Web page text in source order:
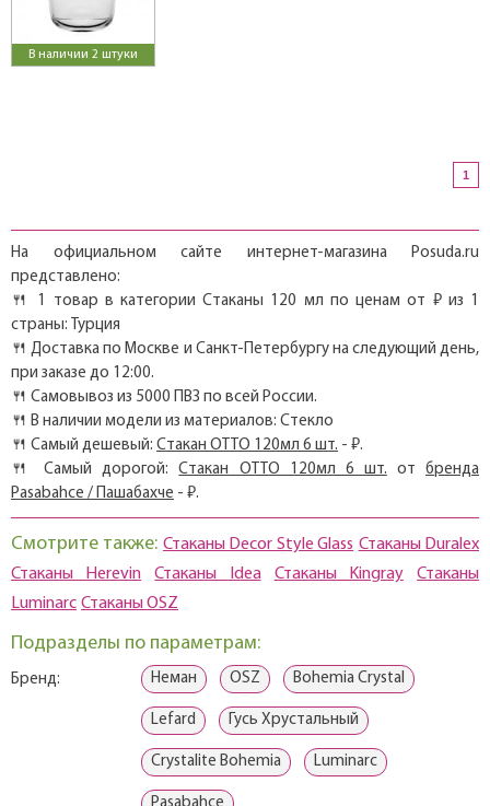
В наличии 2 штуки
1
На официальном сайте интернет-магазина Posuda.ru
представлено:
🍴 1 товар в категории Стаканы 120 мл по ценам от ₽ из 1
страны: Турция
🍴 Доставка по Москве и Санкт-Петербургу на следующий день,
при заказе до 12:00.
🍴 Самовывоз из 5000 ПВЗ по всей России.
🍴 В наличии модели из материалов: Стекло
🍴 Самый дешевый: Стакан OTTO 120мл 6 шт. - ₽.
🍴 Самый дорогой:Стакан OTTO 120мл 6 шт. отбренда
Pasabahce / Пашабахче - ₽.
Смотрите также: Стаканы Decor Style Glass Стаканы Duralex
Стаканы Herevin
Стаканы Idea Стаканы Kingray
Стаканы
Luminarc Стаканы OSZ
Подразделы по параметрам:
Бренд: Неман OSZ Bohemia Crystal
Lefard Гусь Хрустальный
Crystalite Bohemia Luminarc